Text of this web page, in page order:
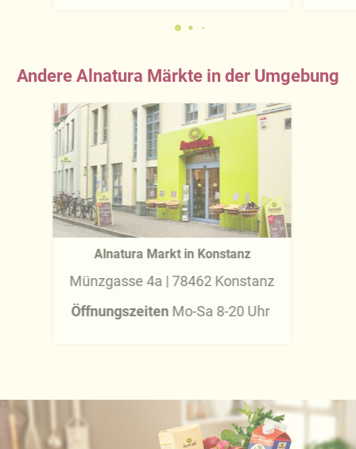
Andere Alnatura Märkte in der Umgebung
Alnatura Markt in Konstanz
Münzgasse 4a | 78462 Konstanz
Öffnungszeiten Mo-Sa 8-20 Uhr